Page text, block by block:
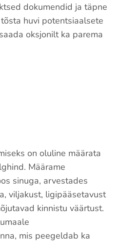
dokumendid ja täpne
huvi potentsiaalsete
oksjonilt ka parema
on oluline määrata
Määrame
sinuga, arvestades
viljakust, ligipääsetavust
kinnistu väärtust.
mis peegeldab ka